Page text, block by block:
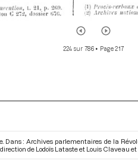
224 sur 786• Page 217
Dans : Archives parlementaires de la
direction de Lodoïs Lataste et Louis Claveau